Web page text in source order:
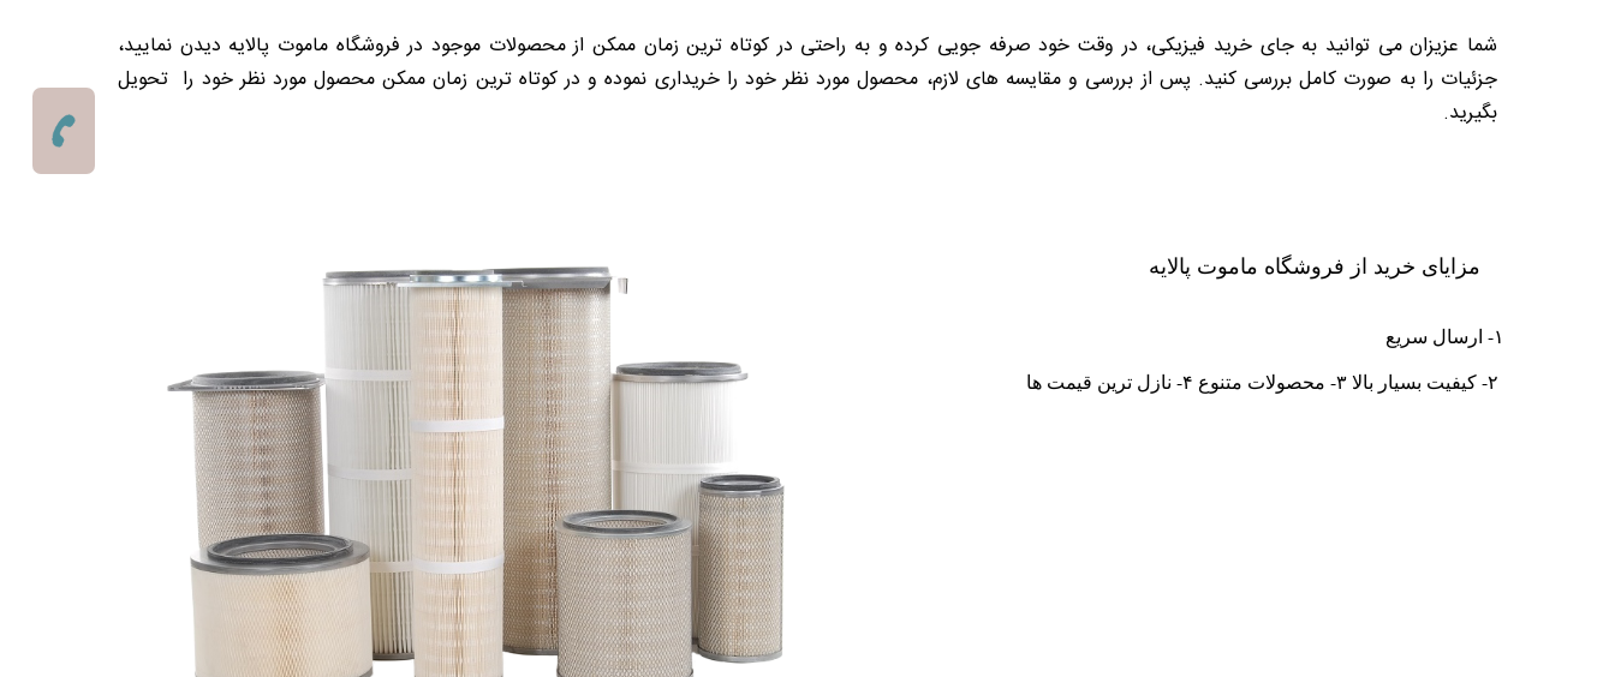
شما عزیزان می توانید به ‌جای خرید فیزیکی، در وقت خود صرفه جویی کرده و به ‌راحتی در کوتاه ترین زمان ممکن از محصولات موجود در فروشگاه ماموت پالایه دیدن نمایید،
جزئیات را به صورت کامل بررسی کنید. پس از بررسی و مقایسه های لازم، محصول مورد نظر خود را خریداری نموده و در کوتاه ترین زمان ممکن محصول مورد نظر خود را تحویل
بگیرید.
مزایای خرید از فروشگاه ماموت پالایه
۱- ارسال سریع